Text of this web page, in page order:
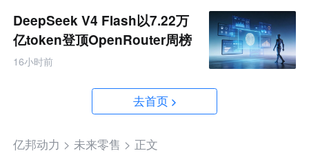
DeepSeek V4 Flash以7.22万
亿token登顶OpenRouter周榜
16小时前
去首页
亿邦动力 > 未来零售 > 正文